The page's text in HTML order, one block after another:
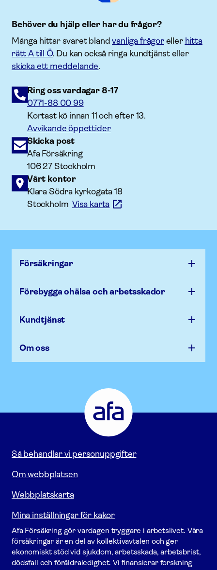
Behöver du hjälp eller har du frågor?
Många hittar svaret blandvanliga frågoreller hitta
rätt A till Ö. Du kan också ringa kundtjänst eller
skicka ett meddelande.
Ring oss vardagar 8-17
0771-88 00 99
Kortast kö innan 11 och efter 13.
Avvikande öppettider
Skicka post
Afa Försäkring
106 27 Stockholm
Vårt kontor
Klara Södra kyrkogata 18
StockholmVisa karta
Försäk­ringar
Förebygga ohälsa och arbets­skador
Kundtjänst
Om oss
Försäkring
Gå
till
startsidan
Så behandlar vi personuppgifter
Om webbplatsen
Webbplatskarta
Mina inställningar för kakor
Afa För­säkring gör vardagen tryggare i arbetslivet. Våra
försäk­ringar är en del av kollektivavtalen och ger
ekonomiskt stöd vid sjukdom, arbetsskada, arbetsbrist,
dödsfall och föräldraledighet. Vi finansierar forskning